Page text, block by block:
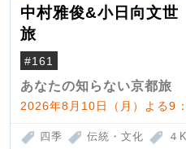
中村雅俊&小日向文
旅
#161
あなたの知らない京都旅
2026年8月10日（月）よる9
四季 伝統・文化 ４